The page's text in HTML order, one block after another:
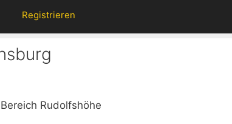
Registrieren
Rudolfshöhe